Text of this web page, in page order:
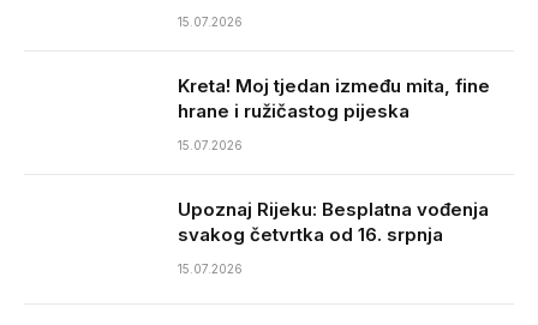
15.07.2026
Kreta! Moj tjedan između mita, fine
hrane i ružičastog pijeska
15.07.2026
Upoznaj Rijeku: Besplatna vođenja
svakog četvrtka od 16. srpnja
15.07.2026